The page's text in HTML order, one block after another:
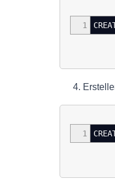
1
1